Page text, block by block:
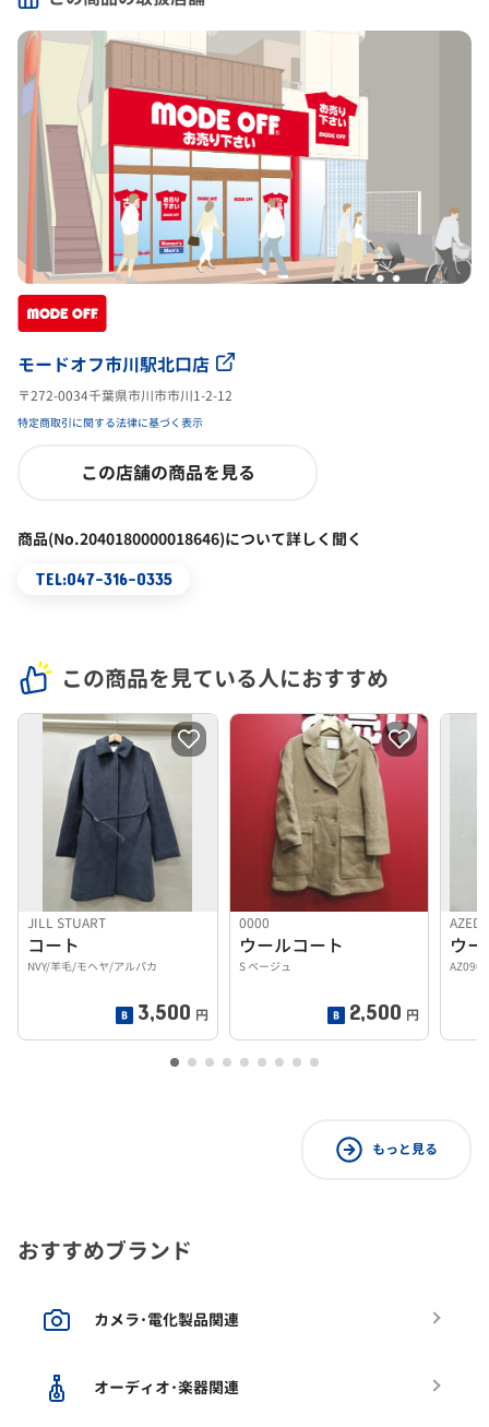
モードオフ市川駅北口店
〒272-0034千葉県市川市市川1-2-12
特定商取引に関する法律に基づく表示
この店舗の商品を見る
商品(No.2040180000018646)について詳しく聞く
TEL:047-316-0335
この商品を見ている人におすすめ
JILL STUART
コート
NVY/羊毛/モヘヤ/アルパカ
3,500 円
0000
ウールコート
S ベージュ
2,500 円
ウ
もっと見る
おすすめブランド
カメラ･電化製品関連
オーディオ･楽器関連